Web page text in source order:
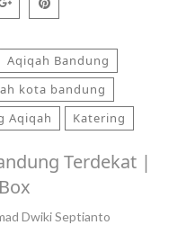
Aqiqah Bandung
kota bandung
Aqiqah Katering
Terdekat |
Dwiki Septianto